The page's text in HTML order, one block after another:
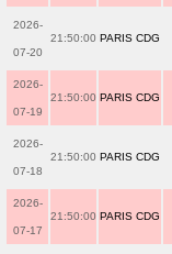
2026-
07-20
21:50:00 PARIS CDG
2026-
07-19
21:50:00 PARIS CDG
2026-
07-18
21:50:00 PARIS CDG
2026-
07-17
21:50:00 PARIS CDG